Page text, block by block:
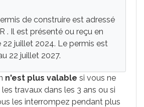
de construire est adressé
. Il est présenté ou reçu en
22 juillet 2024. Le permis est
22 juillet 2027.
n'est plus valable si vous ne
travaux dans les 3 ans ou si
les interrompez pendant plus